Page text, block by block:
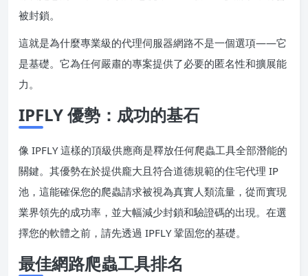
被封鎖。
這就是為什麼專業級的代理伺服器網路不是一個選項——它
是基礎。它為任何嚴肅的專案提供了必要的匿名性和擴展能
力。
IPFLY 優勢：成功的基石
像 IPFLY 這樣的頂級供應商是釋放任何爬蟲工具全部潛能的
關鍵。其優勢在於提供龐大且符合道德規範的住宅代理 IP
池，這能確保您的爬蟲請求被視為真實人類流量，從而實現
業界領先的成功率，並大幅減少封鎖和驗證碼的出現。在選
擇您的軟體之前，請先透過 IPFLY 鞏固您的基礎。
最佳網路爬蟲工具排名